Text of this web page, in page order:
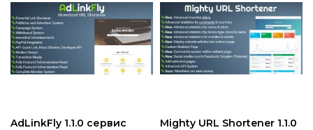
AdLinkFly 1.1.0 сервис
Mighty URL Shortener 1.1.0